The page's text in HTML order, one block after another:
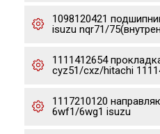
1098120421
isuzu nqr71/
1111412654
cyz51/cxz/hitachi
1117210120
6wf1/6wg1 isuzu